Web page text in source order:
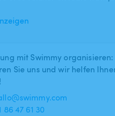
mit Swimmy
Sie uns und wir helfen
86 47 61 30